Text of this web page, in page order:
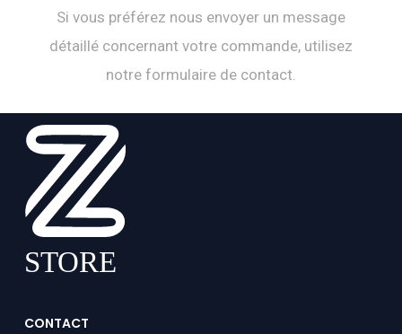
Si vous préférez nous envoyer un message
détaillé concernant votre commande, utilisez
notre formulaire de contact.
CONTACT